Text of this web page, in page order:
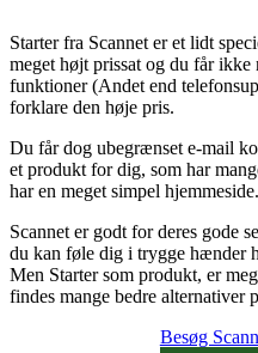
Starter fra Scannet er et lidt
meget højt prissat og du får ikke
funktioner (Andet end
forklare den høje pris.
Du får dog ubegrænset e-mail
et produkt for dig, som har
har en meget simpel hjemmeside.
Scannet er godt for deres gode
du kan føle dig i trygge hænder
Men Starter som produkt, er
findes mange bedre alternativer
Besøg